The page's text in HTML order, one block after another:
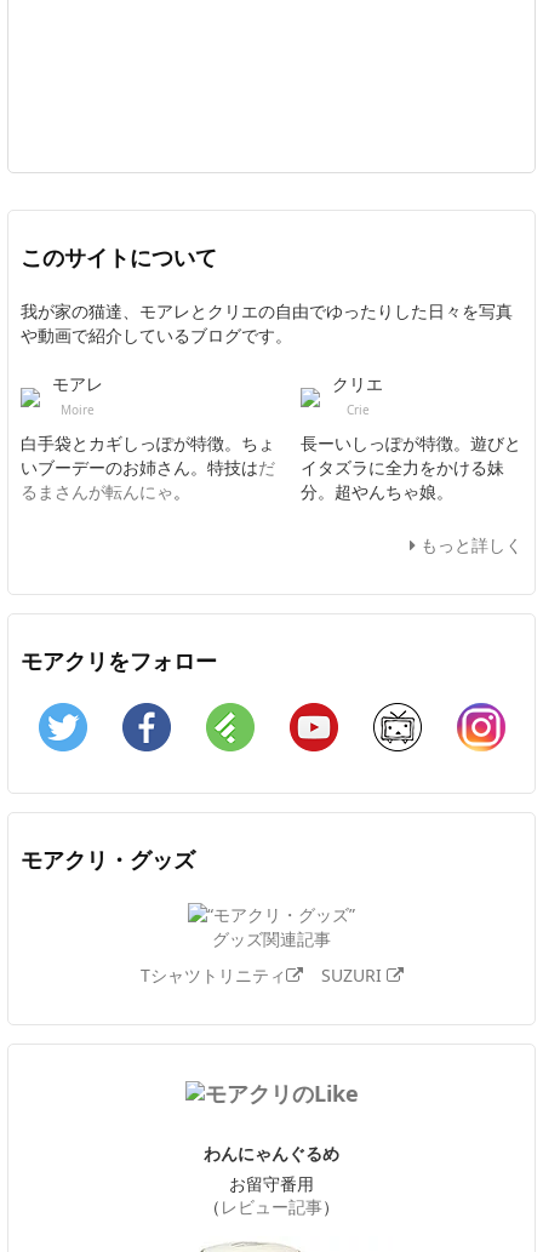
このサイトについて
我が家の猫達、モアレとクリエの自由でゆったりした日々を写真
や動画で紹介しているブログです。
モアレ
Moire
白手袋とカギしっぽが特徴。ちょ
いブーデーのお姉さん。特技はだ
るまさんが転んにゃ。
クリエ
Crie
長ーいしっぽが特徴。遊びと
イタズラに全力をかける妹
分。超やんちゃ娘。
もっと詳しく
モアクリをフォロー
Twitter Facebook Feedly YouTube ニコニコ動画
モアクリ・グッズ
グッズ関連記事
Tシャツトリニティ
SUZURI
わんにゃんぐるめ
お留守番用
（ レビュー記事）